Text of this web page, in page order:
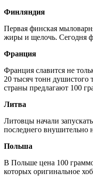
Финляндия
Первая финская
жиры и щелочь. Сегодня
Франция
Франция славится не
20 тысяч тонн душистого
страны предлагают 100
Литва
Литовцы начали
последнего внушительно
Польша
В Польше цена 100
которых оригинальное